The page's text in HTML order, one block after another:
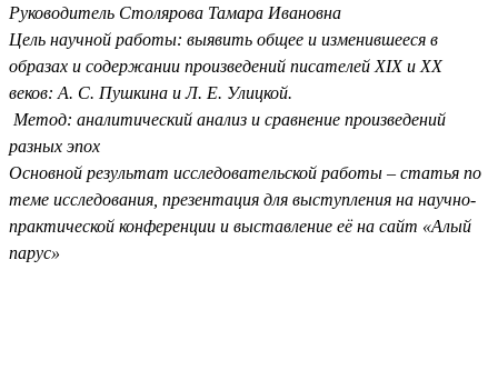
Руководитель Столярова Тамара Ивановна
Цель научной работы: выявить общее и изменившееся в
образах и содержании произведений писателей XIX и XX
веков: А. С. Пушкина и Л. Е. Улицкой.
Метод: аналитический анализ и сравнение произведений
разных эпох
Основной результат исследовательской работы – статья по
теме исследования, презентация для выступления на научно-
практической конференции и выставление её на сайт «Алый
парус»